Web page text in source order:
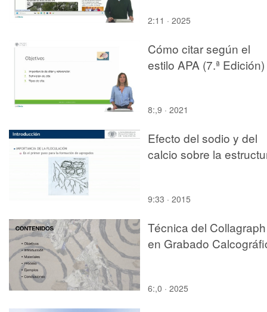
2:11 · 2025
Cómo citar según el
estilo APA (7.ª Edición)
8:,9 · 2021
Efecto del sodio y del
calcio sobre la
9:33 · 2015
Técnica del Collagraph
en Grabado
6:,0 · 2025